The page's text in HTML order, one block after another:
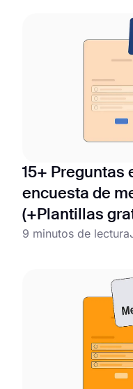
15+ Preguntas
encuesta de
(+Plantillas
9 minutos de lectura